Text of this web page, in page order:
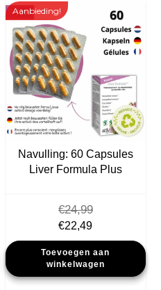
Navulling: 60 Capsules
Liver Formula Plus
€24,99
Oorspronkelijke
prijs
was:
€24,99.
€22,49Huidige
prijs
is:
€22,49.
Toevoegen aan
winkelwagen
Aanbieding!